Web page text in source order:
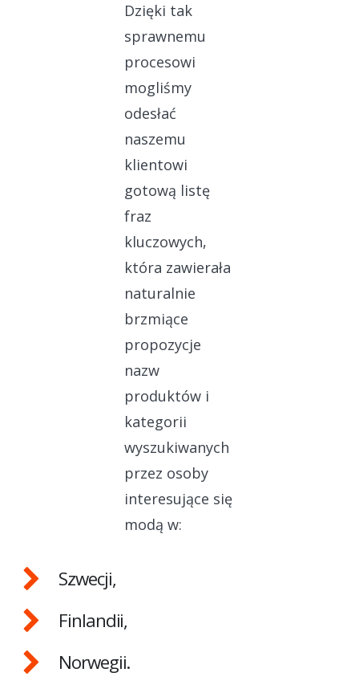
Dzięki tak
sprawnemu
procesowi
mogliśmy
odesłać
naszemu
klientowi
gotową listę
fraz
kluczowych,
która zawierała
naturalnie
brzmiące
propozycje
nazw
produktów i
kategorii
wyszukiwanych
przez osoby
interesujące się
modą w:
Szwecji,
Finlandii,
Norwegii.